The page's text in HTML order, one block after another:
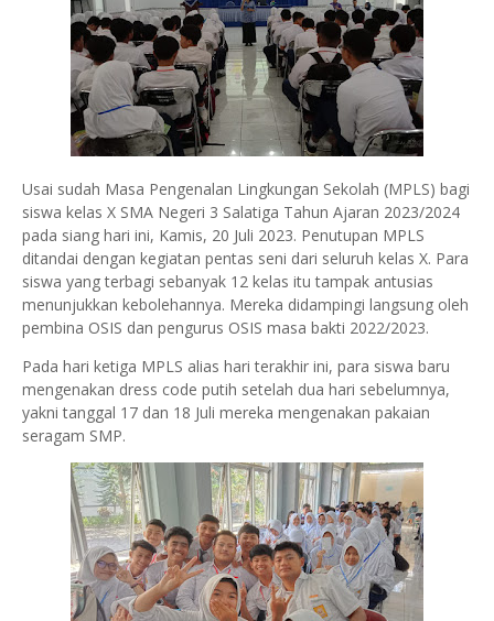
Usai sudah Masa Pengenalan Lingkungan Sekolah (MPLS) bagi
siswa kelas X SMA Negeri 3 Salatiga Tahun Ajaran 2023/2024
pada siang hari ini, Kamis, 20 Juli 2023. Penutupan MPLS
ditandai dengan kegiatan pentas seni dari seluruh kelas X. Para
siswa yang terbagi sebanyak 12 kelas itu tampak antusias
menunjukkan kebolehannya. Mereka didampingi langsung oleh
pembina OSIS dan pengurus OSIS masa bakti 2022/2023.
Pada hari ketiga MPLS alias hari terakhir ini, para siswa baru
mengenakan dress code putih setelah dua hari sebelumnya,
yakni tanggal 17 dan 18 Juli mereka mengenakan pakaian
seragam SMP.